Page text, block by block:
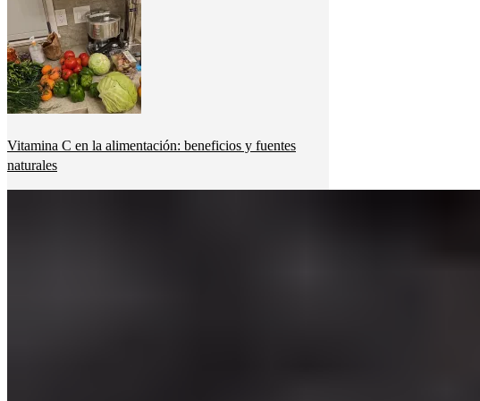
Vitamina C en la alimentación: beneficios y fuentes
naturales